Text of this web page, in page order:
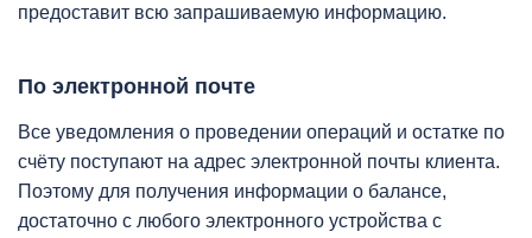
предоставит всю запрашиваемую информацию.
По электронной почте
Все уведомления о проведении операций и остатке по
счёту поступают на адрес электронной почты клиента.
Поэтому для получения информации о балансе,
достаточно с любого электронного устройства с